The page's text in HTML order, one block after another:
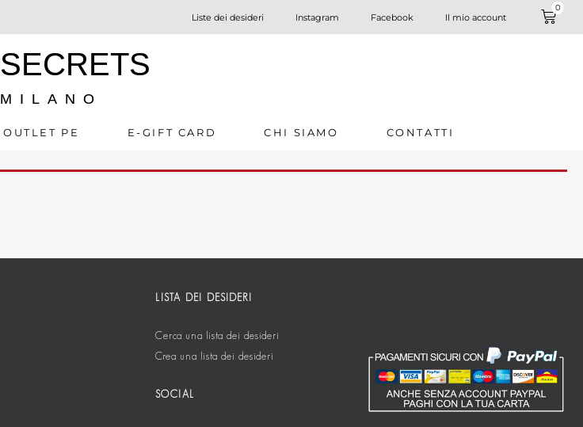
Liste dei desideri Instagram Facebook Il mio account
0
SECRETS
MILANO
OUTLET PE E-GIFT CARD CHI SIAMO CONTATTI
LISTA DEI DESIDERI
Cerca una lista dei desideri
Crea una lista dei desideri
SOCIAL